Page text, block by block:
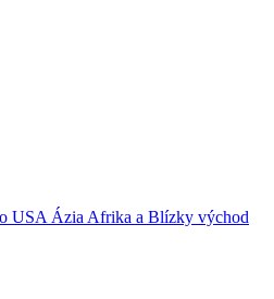
USA ÁziaAfrika a Blízky východ